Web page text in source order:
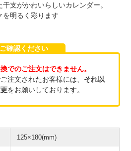
支がかわいらしいカレンダー。
を明るく彩ります
確認ください
でのご注文はできません。
注文されたお客様には、 それ以
をお願いしております。
125×180(mm)